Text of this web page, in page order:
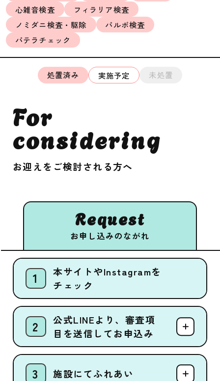
心雑音検査
フィラリア検査
ノミダニ検査・駆除
パルボ検査
パテラチェック
処置済み 実施予定 未処置
For
considering
お迎えをご検討される方へ
Request
お申し込みのながれ
本サイトやInstagramを
チェック
公式LINEより、審査項
目を送信してお申込み
施設にてふれあい